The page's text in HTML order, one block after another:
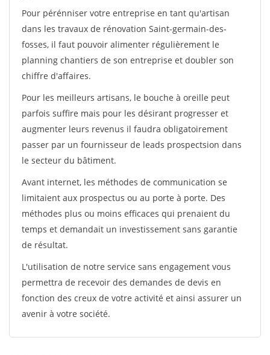
Pour pérénniser votre entreprise en tant qu'artisan
dans les travaux de rénovation Saint-germain-des-
fosses, il faut pouvoir alimenter régulièrement le
planning chantiers de son entreprise et doubler son
chiffre d'affaires.
Pour les meilleurs artisans, le bouche à oreille peut
parfois suffire mais pour les désirant progresser et
augmenter leurs revenus il faudra obligatoirement
passer par un fournisseur de leads prospectsion dans
le secteur du bâtiment.
Avant internet, les méthodes de communication se
limitaient aux prospectus ou au porte à porte. Des
méthodes plus ou moins efficaces qui prenaient du
temps et demandait un investissement sans garantie
de résultat.
L'utilisation de notre service sans engagement vous
permettra de recevoir des demandes de devis en
fonction des creux de votre activité et ainsi assurer un
avenir à votre société.